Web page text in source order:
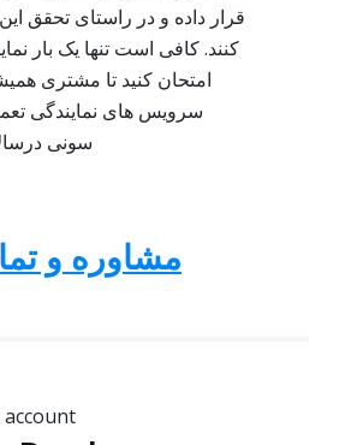
قرار داده و در راستای تحقق
کنند. کافی است تنها یک بار
امتحان کنید تا مشتری
سرویس های نمایندگی
سونی
مشاوره و